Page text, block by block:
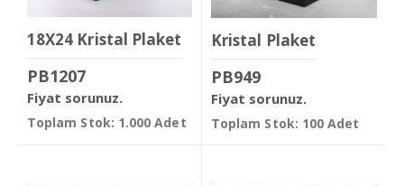
18X24 Kristal Plaket
PB1207
Fiyat sorunuz.
Toplam Stok: 1.000 Adet
Kristal Plaket
PB949
Fiyat sorunuz.
Toplam Stok: 100 Adet